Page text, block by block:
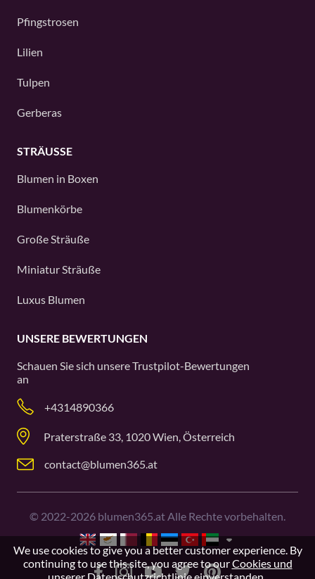
Pfingstrosen
Lilien
Tulpen
Gerberas
STRÄUSSE
Blumen in Boxen
Blumenkörbe
Große Sträuße
Miniatur Sträuße
Luxus Blumen
UNSERE BEWERTUNGEN
Schauen Sie sich unsereTrustpilot-Bewertungen
an
+4314890366
Praterstraße 33, 1020 Wien, Österreich
contact@blumen365.at
© 2022-2026 blumen365.at Alle Rechte vorbehalten.
We use cookies to give you a better customer experience. By
continuing to use this site, you agree to ourCookies und